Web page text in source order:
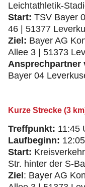
Leichtathletik-
Start: TSV Bayer
46 | 51377
Ziel: Bayer AG
Allee 3 | 51373
Ansprechpartner
Bayer 04
Kurze Strecke (3
Treffpunkt: 11:45
Laufbeginn:
Start:
Str. hinter der S-
Ziel : Bayer AG